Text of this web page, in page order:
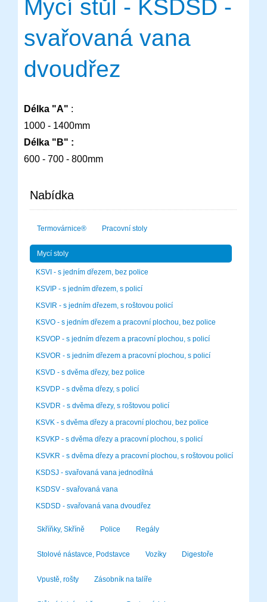
Mycí stůl - KSDSD -
svařovaná vana
dvoudřez
Délka "A" :
1000 - 1400mm
Délka "B" :
600 - 700 - 800mm
Nabídka
Termovárnice® Pracovní stoly
Mycí stoly
KSVI - s jedním dřezem, bez police
KSVIP - s jedním dřezem, s policí
KSVIR - s jedním dřezem, s roštovou policí
KSVO - s jedním dřezem a pracovní plochou, bez police
KSVOP - s jedním dřezem a pracovní plochou, s policí
KSVOR - s jedním dřezem a pracovní plochou, s policí
KSVD - s dvěma dřezy, bez police
KSVDP - s dvěma dřezy, s policí
KSVDR - s dvěma dřezy, s roštovou policí
KSVK - s dvěma dřezy a pracovní plochou, bez police
KSVKP - s dvěma dřezy a pracovní plochou, s policí
KSVKR - s dvěma dřezy a pracovní plochou, s roštovou policí
KSDSJ - svařovaná vana jednodílná
KSDSV - svařovaná vana
KSDSD - svařovaná vana dvoudřez
Skříňky, Skříně Police Regály
Stolové nástavce, Podstavce Vozíky Digestoře
Vpustě, rošty Zásobník na talíře